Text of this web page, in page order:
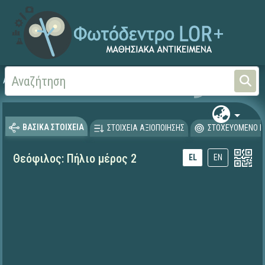
Αρχική
ΒΑΣΙΚΑ ΣΤΟΙΧΕΙΑ ΣΤΟΙΧΕΙΑ ΑΞΙΟΠΟΙΗΣΗΣ ΣΤΟΧΕΥΟΜΕΝΟ
Θεόφιλος: Πήλιο μέρος 2 EL EN